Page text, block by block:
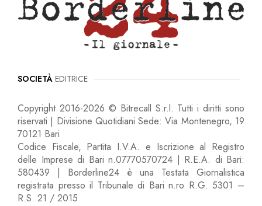
SOCIETÀ EDITRICE
Copyright 2016-2026 © Bitrecall S.r.l. Tutti i diritti sono
riservati | Divisione Quotidiani Sede: Via Montenegro, 19
70121 Bari
Codice Fiscale, Partita I.V.A. e Iscrizione al Registro
delle Imprese di Bari n.07770570724 | R.E.A. di Bari:
580439 | Borderline24 è una Testata Giornalistica
registrata presso il Tribunale di Bari n.ro R.G. 5301 –
R.S. 21 / 2015